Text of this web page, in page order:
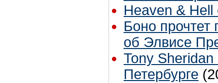
Heaven & Hell
Боно прочтет
об Элвисе
Tony Sheridan
Петербурге